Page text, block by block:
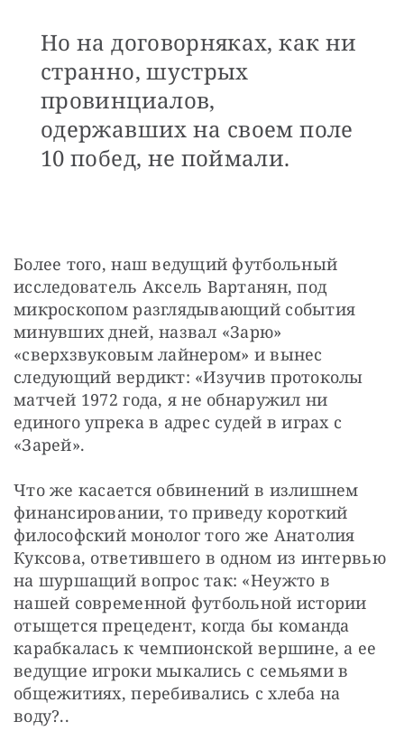
Но на договорняках, как ни
странно, шустрых
провинциалов,
одержавших на своем поле
10 побед, не поймали.
Более того, наш ведущий футбольный
исследователь Аксель Вартанян, под
микроскопом разглядывающий события
минувших дней, назвал «Зарю»
«сверхзвуковым лайнером» и вынес
следующий вердикт: «Изучив протоколы
матчей 1972 года, я не обнаружил ни
единого упрека в адрес судей в играх с
«Зарей».
Что же касается обвинений в излишнем
финансировании, то приведу короткий
философский монолог того же Анатолия
Куксова, ответившего в одном из интервью
на шуршащий вопрос так: «Неужто в
нашей современной футбольной истории
отыщется прецедент, когда бы команда
карабкалась к чемпионской вершине, а ее
ведущие игроки мыкались с семьями в
общежитиях, перебивались с хлеба на
воду?..